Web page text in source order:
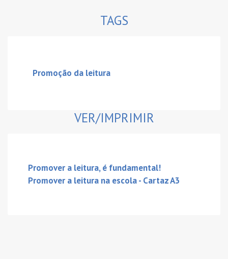
TAGS
Promoção da leitura
VER/IMPRIMIR
Promover a leitura, é fundamental!
Promover a leitura na escola - Cartaz A3